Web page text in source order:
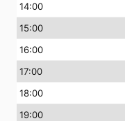
14:00
15:00
16:00
17:00
18:00
19:00